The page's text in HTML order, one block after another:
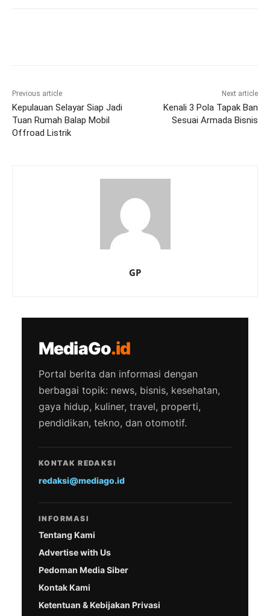
Previous article
Kepulauan Selayar Siap Jadi
Tuan Rumah Balap Mobil
Offroad Listrik
Next article
Kenali 3 Pola Tapak Ban
Sesuai Armada Bisnis
GP
MediaGo.id
Portal berita dan informasi dengan
berbagai topik: news, bisnis, kesehatan,
gaya hidup, kuliner, travel, properti,
pendidikan, tekno, dan otomotif.
KONTAK REDAKSI
redaksi@mediago.id
INFORMASI
Tentang Kami
Advertise with Us
Pedoman Media Siber
Kontak Kami
Ketentuan & Kebijakan Privasi